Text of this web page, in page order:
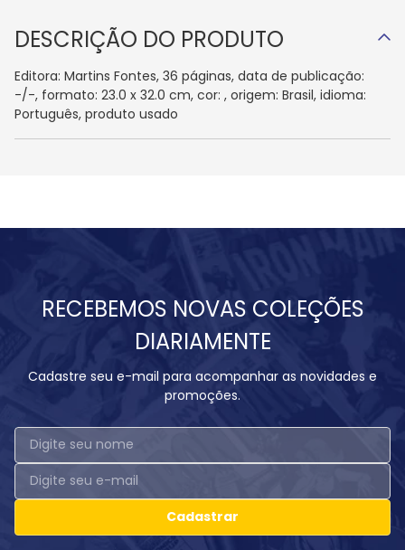
DESCRIÇÃO DO PRODUTO
Editora: Martins Fontes, 36 páginas, data de publicação:
-/-, formato: 23.0 x 32.0 cm, cor: , origem: Brasil, idioma:
Português, produto usado
RECEBEMOS NOVAS COLEÇÕES
DIARIAMENTE
Cadastre seu e-mail para acompanhar as novidades e
promoções.
Cadastrar